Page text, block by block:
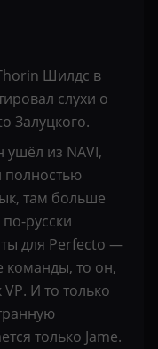
Шилдс в
слухи о
Залуцкого.
из NAVI,
полностью
там больше
русски
для Perfecto —
команды, то он,
И то только
только Jame.